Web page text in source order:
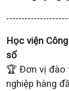
Học viện
số
🏆 Đơn vị đào
nghiệp hàng